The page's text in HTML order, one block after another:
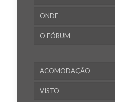
ONDE
O FÓRUM
ACOMODAÇÃO
VISTO